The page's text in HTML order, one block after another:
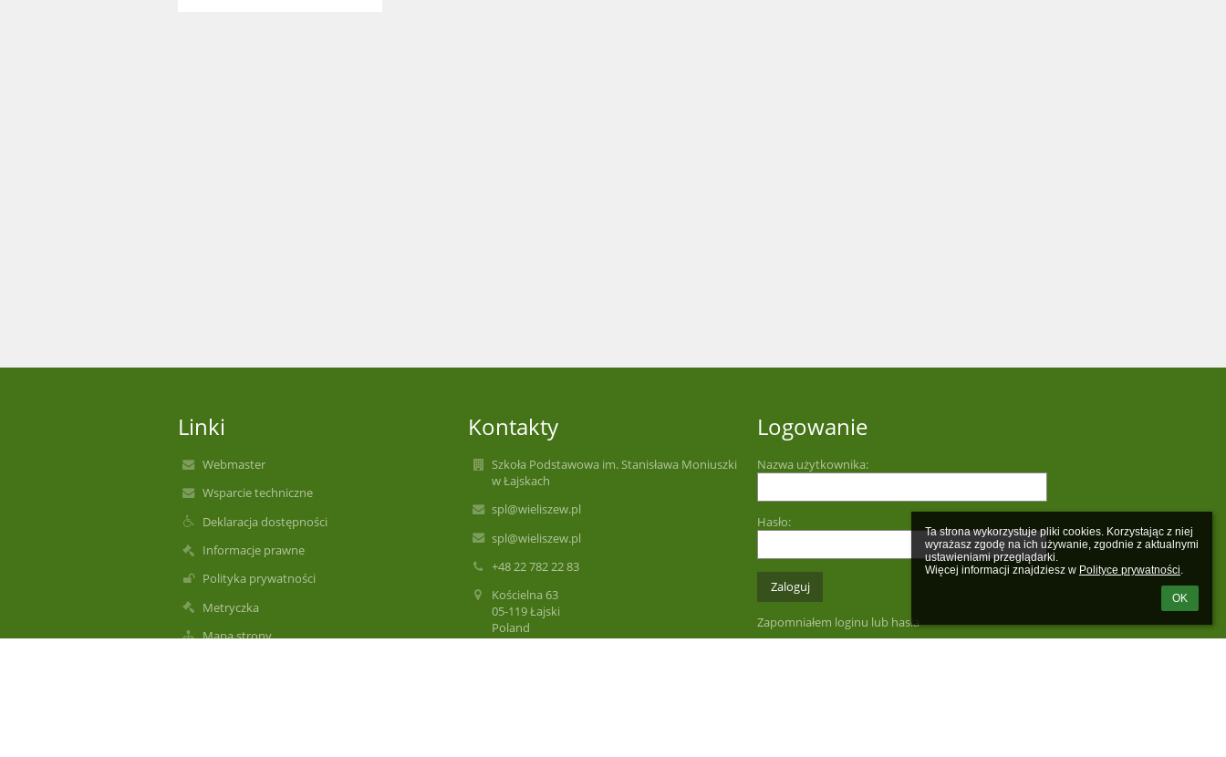
Ta strona wykorzystuje pliki cookies. Korzystając z niej
wyrażasz zgodę na ich używanie, zgodnie z aktualnymi
ustawieniami przeglądarki.
Więcej informacji znajdziesz w Polityce prywatności.
OK
Linki
Webmaster
Wsparcie techniczne
Deklaracja dostępności
Informacje prawne
Polityka prywatności
Metryczka
Mapa strony
Kontakty
Szkoła Podstawowa im. Stanisława Moniuszki
w Łajskach
spl@wieliszew.pl
spl@wieliszew.pl
+48 22 782 22 83
Kościelna 63
05-119 Łajski
Poland
Logowanie
Nazwa użytkownika:
Hasło:
Zapomniałem loginu lub hasła